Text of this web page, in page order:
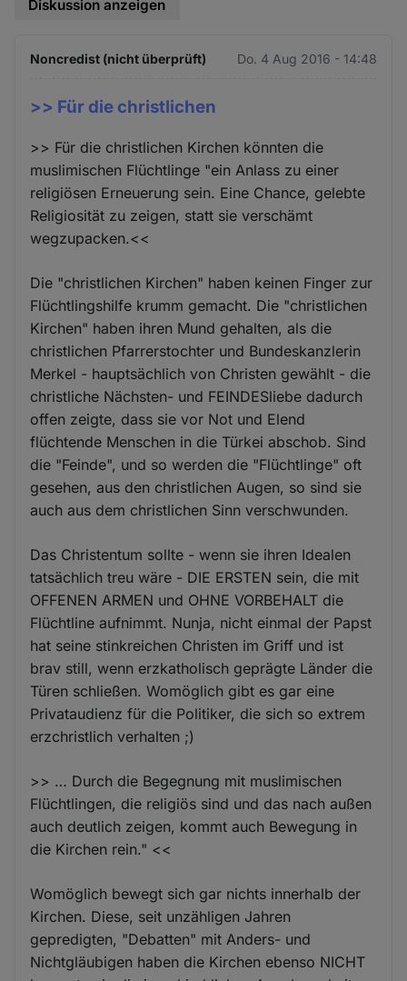
Diskussion anzeigen
Noncredist (nicht überprüft) Do. 4 Aug 2016 - 14:48
>> Für die christlichen
>> Für die christlichen Kirchen könnten die
muslimischen Flüchtlinge "ein Anlass zu einer
religiösen Erneuerung sein. Eine Chance, gelebte
Religiosität zu zeigen, statt sie verschämt
wegzupacken.<<
Die "christlichen Kirchen" haben keinen Finger zur
Flüchtlingshilfe krumm gemacht. Die "christlichen
Kirchen" haben ihren Mund gehalten, als die
christlichen Pfarrerstochter und Bundeskanzlerin
Merkel - hauptsächlich von Christen gewählt - die
christliche Nächsten- und FEINDESliebe dadurch
offen zeigte, dass sie vor Not und Elend
flüchtende Menschen in die Türkei abschob. Sind
die "Feinde", und so werden die "Flüchtlinge" oft
gesehen, aus den christlichen Augen, so sind sie
auch aus dem christlichen Sinn verschwunden.
Das Christentum sollte - wenn sie ihren Idealen
tatsächlich treu wäre - DIE ERSTEN sein, die mit
OFFENEN ARMEN und OHNE VORBEHALT die
Flüchtline aufnimmt. Nunja, nicht einmal der Papst
hat seine stinkreichen Christen im Griff und ist
brav still, wenn erzkatholisch geprägte Länder die
Türen schließen. Womöglich gibt es gar eine
Privataudienz für die Politiker, die sich so extrem
erzchristlich verhalten ;)
>> … Durch die Begegnung mit muslimischen
Flüchtlingen, die religiös sind und das nach außen
auch deutlich zeigen, kommt auch Bewegung in
die Kirchen rein." <<
Womöglich bewegt sich gar nichts innerhalb der
Kirchen. Diese, seit unzähligen Jahren
gepredigten, "Debatten" mit Anders- und
Nichtgläubigen haben die Kirchen ebenso NICHT